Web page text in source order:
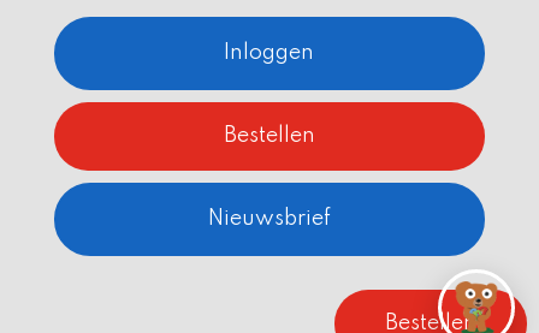
Inloggen
Bestellen
Bestellen
Nieuwsbrief